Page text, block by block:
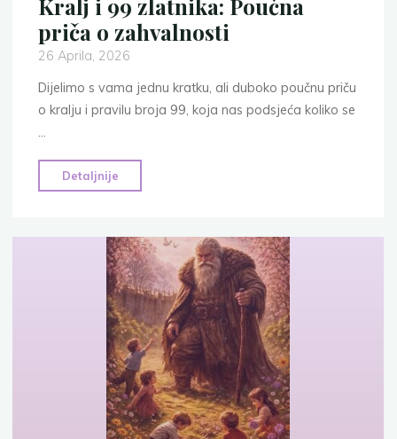
Kralj i 99 zlatnika: Poučna
priča o zahvalnosti
26 Aprila, 2026
Dijelimo s vama jednu kratku, ali duboko poučnu priču
o kralju i pravilu broja 99, koja nas podsjeća koliko se
…
Detaljnije
i
zlatnika:
Poučna
priča
o
zahvalnosti"